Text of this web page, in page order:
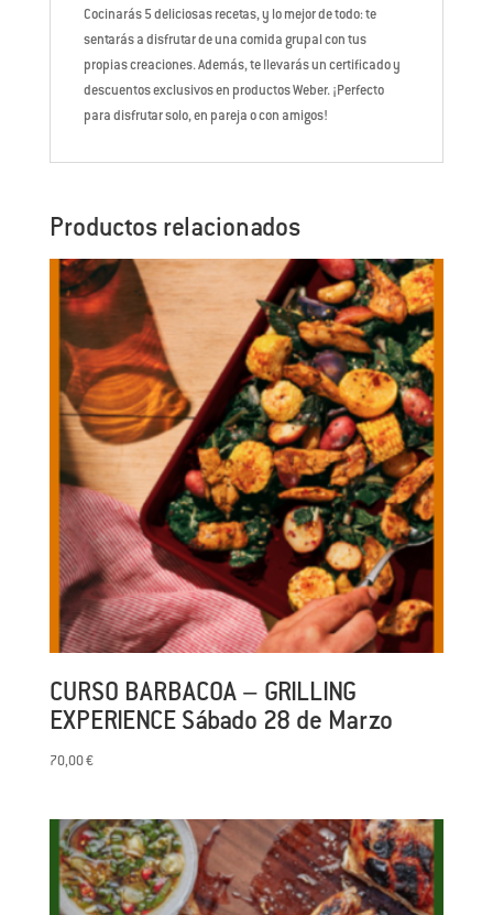
Cocinarás 5 deliciosas recetas, y lo mejor de todo: te
sentarás a disfrutar de una comida grupal con tus
propias creaciones. Además, te llevarás un certificado y
descuentos exclusivos en productos Weber. ¡Perfecto
para disfrutar solo, en pareja o con amigos!
Productos relacionados
CURSO BARBACOA – GRILLING
EXPERIENCE Sábado 28 de Marzo
70,00€